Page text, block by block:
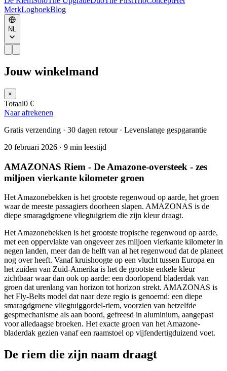
MerkLogboekBlog
NL
Jouw winkelmand
×
Totaal0 €
Naar afrekenen
Gratis verzending · 30 dagen retour · Levenslange gespgarantie
20 februari 2026 · 9 min leestijd
AMAZONAS Riem - De Amazone-oversteek - zes
miljoen vierkante kilometer groen
Het Amazonebekken is het grootste regenwoud op aarde, het groen
waar de meeste passagiers doorheen slapen. AMAZONAS is de
diepe smaragdgroene vliegtuigriem die zijn kleur draagt.
Het Amazonebekken is het grootste tropische regenwoud op aarde,
met een oppervlakte van ongeveer zes miljoen vierkante kilometer in
negen landen, meer dan de helft van al het regenwoud dat de planeet
nog over heeft. Vanaf kruishoogte op een vlucht tussen Europa en
het zuiden van Zuid-Amerika is het de grootste enkele kleur
zichtbaar waar dan ook op aarde: een doorlopend bladerdak van
groen dat urenlang van horizon tot horizon strekt. AMAZONAS is
het Fly-Belts model dat naar deze regio is genoemd: een diepe
smaragdgroene vliegtuiggordel-riem, voorzien van hetzelfde
gespmechanisme als aan boord, gefreesd in aluminium, aangepast
voor alledaagse broeken. Het exacte groen van het Amazone-
bladerdak gezien vanaf een raamstoel op vijfendertigduizend voet.
De riem die zijn naam draagt